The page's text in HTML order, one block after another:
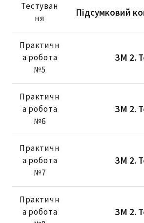
Підсумковий
Тестуван
ня
ЗМ 2.
Практичн
а робота
№5
ЗМ 2.
Практичн
а робота
№6
ЗМ 2.
Практичн
а робота
№7
ЗМ 2.
Практичн
а робота